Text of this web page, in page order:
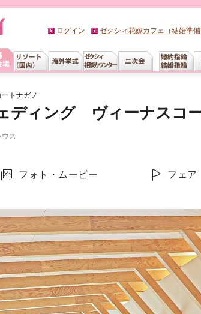
ログイン ゼクシィ花嫁カフェ（結婚準備
トナガノ
ディング ヴィーナスコ
ス
フォト・ムービー フェア